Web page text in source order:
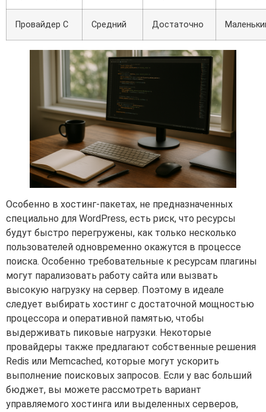
Провайдер C Средний Достаточно
Особенно в хостинг-пакетах, не предназначенных
специально для WordPress, есть риск, что ресурсы
будут быстро перегружены, как только несколько
пользователей одновременно окажутся в процессе
поиска. Особенно требовательные к ресурсам плагины
могут парализовать работу сайта или вызвать
высокую нагрузку на сервер. Поэтому в идеале
следует выбирать хостинг с достаточной мощностью
процессора и оперативной памятью, чтобы
выдерживать пиковые нагрузки. Некоторые
провайдеры также предлагают собственные решения
Redis или Memcached, которые могут ускорить
выполнение поисковых запросов. Если у вас больший
бюджет, вы можете рассмотреть вариант
управляемого хостинга или выделенных серверов,